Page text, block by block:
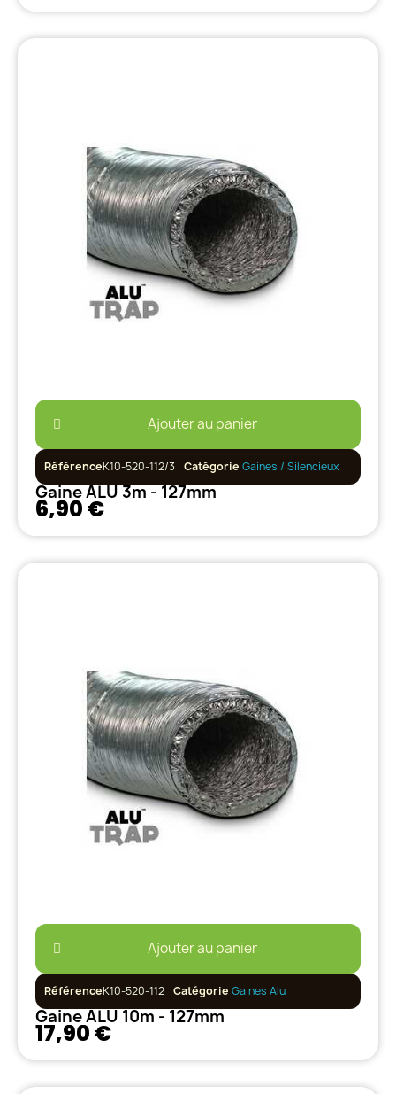
Ajouter au panier
RéférenceK10-520-112/3 Catégorie Gaines / Silencieux
Gaine ALU 3m - 127mm
6,90 €
Ajouter au panier
RéférenceK10-520-112 Catégorie Gaines Alu
Gaine ALU 10m - 127mm
17,90 €